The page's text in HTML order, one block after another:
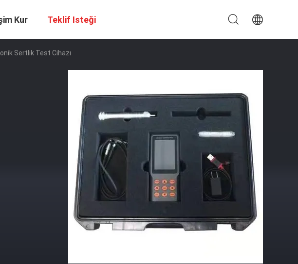
Kur Teklif Isteği
Sertlik Test Cihazı